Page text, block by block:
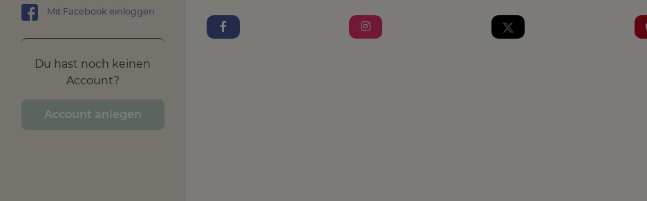
Mit Facebook einloggen
Du hast noch keinen
Account?
Account anlegen